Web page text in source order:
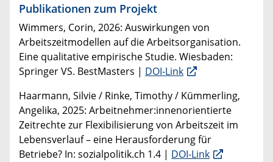
Publikationen zum Projekt
Wimmers, Corin, 2026: Auswirkungen von
Arbeitszeitmodellen auf die Arbeitsorganisation.
Eine qualitative empirische Studie. Wiesbaden:
Springer VS. BestMasters | DOI-Link
Haarmann, Silvie / Rinke, Timothy / Kümmerling,
Angelika, 2025: Arbeitnehmer:innenorientierte
Zeitrechte zur Flexibilisierung von Arbeitszeit im
Lebensverlauf – eine Herausforderung für
Betriebe? In: sozialpolitik.ch 1.4 | DOI-Link